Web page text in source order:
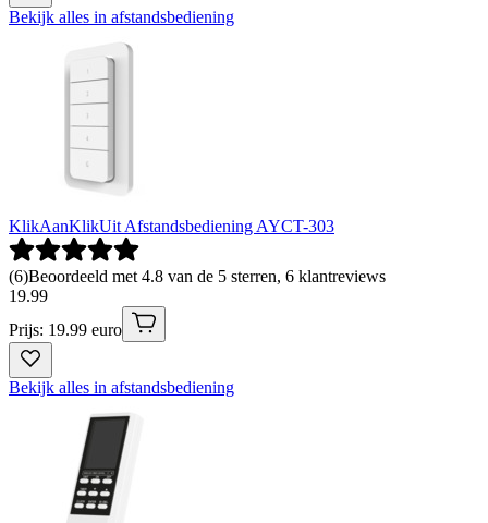
Bekijk alles in afstandsbediening
KlikAanKlikUit Afstandsbediening AYCT-303
(6)Beoordeeld met 4.8 van de 5 sterren, 6 klantreviews
19.99
Prijs: 19.99 euro
Bekijk alles in afstandsbediening